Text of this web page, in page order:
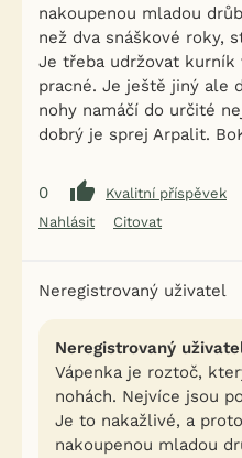
nakoupenou mladou
než dva snáškové roky,
Je třeba udržovat kurník
pracné. Je ještě jiný ale
nohy namáčí do určité
dobrý je sprej Arpalit.
0
Kvalitní příspěvek
Nahlásit
Citovat
Neregistrovaný uživatel
Neregistrovaný
Vápenka je roztoč,
nohách. Nejvíce jsou
Je to nakažlivé, a
nakoupenou mladou